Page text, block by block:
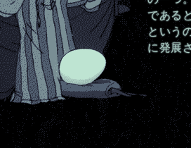
である
という
に発展